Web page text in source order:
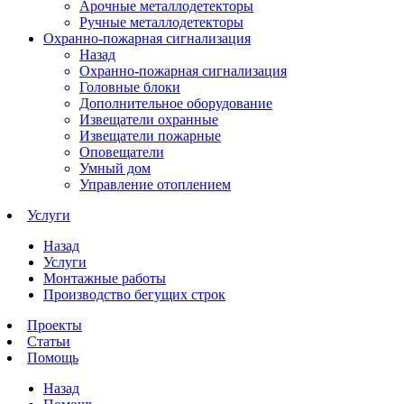
Арочные металлодетекторы
Ручные металлодетекторы
Охранно-пожарная сигнализация
Назад
Охранно-пожарная сигнализация
Головные блоки
Дополнительное оборудование
Извещатели охранные
Извещатели пожарные
Оповещатели
Умный дом
Управление отоплением
Услуги
Назад
Услуги
Монтажные работы
Производство бегущих строк
Проекты
Статьи
Помощь
Назад